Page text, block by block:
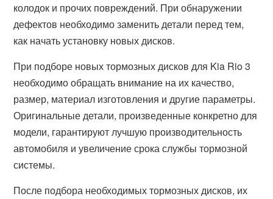
колодок и прочих повреждений. При обнаружении
дефектов необходимо заменить детали перед тем,
как начать установку новых дисков.
При подборе новых тормозных дисков для Kia Rio 3
необходимо обращать внимание на их качество,
размер, материал изготовления и другие параметры.
Оригинальные детали, произведенные конкретно для
модели, гарантируют лучшую производительность
автомобиля и увеличение срока службы тормозной
системы.
После подбора необходимых тормозных дисков, их